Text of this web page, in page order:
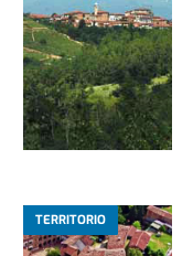
TERRITORIO